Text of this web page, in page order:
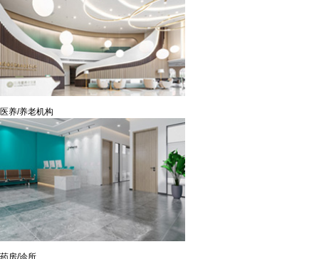
医养/养老机构
药房/诊所